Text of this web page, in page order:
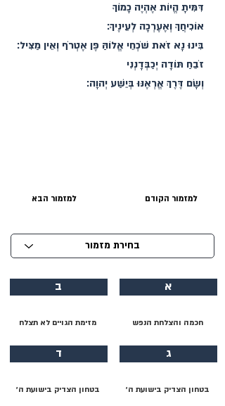
דִּמִּיתָ הֱיוֹת אֶהְיֶה כָמוֹךָ
אוֹכִיחֲךָ וְאֶעֶרְכָה לְעֵינֶיךָ׃
בִּינוּ נָא זֹאת שֹׁכְחֵי אֱלוֹהַּ פֶּן אֶטְרֹף וְאֵין מַצִּיל׃
זֹבֵחַ תּוֹדָה יְכַבְּדָנְנִי
וְשָׂם דֶּרֶךְ אֱרְאֶנּוּ בְּיֵשַׁע יְהוָה׃
למזמור הבא למזמור הקודם
א
חכמה והצלחת הנפש
ג
בטחון הצדיק בישועת ה׳
ב
מזימת הגויים לא תצלח
ד
בטחון הצדיק בישועת ה׳